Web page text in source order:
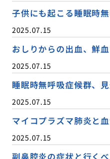
子供にも起こる睡眠時
2025.07.15
おしりからの出血、鮮
2025.07.15
睡眠時無呼吸症候群、
2025.07.15
マイコプラズマ肺炎と
2025.07.15